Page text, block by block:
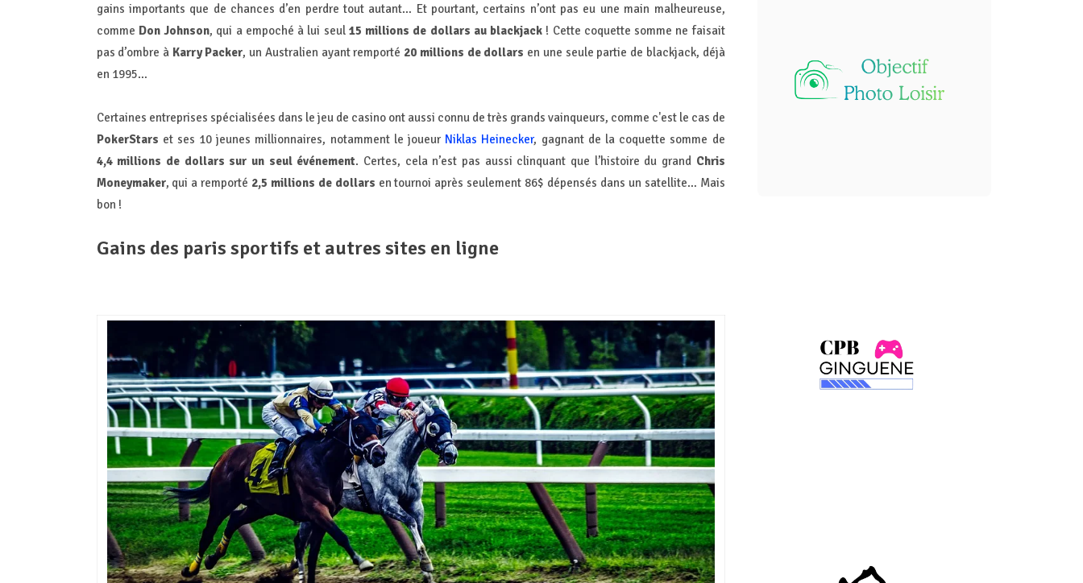
gains importants que de chances d’en perdre tout autant… Et pourtant, certains n’ont pas eu une main malheureuse,
comme Don Johnson, qui a empoché à lui seul 15 millions de dollars au blackjack ! Cette coquette somme ne faisait
pas d’ombre à Karry Packer, un Australien ayant remporté 20 millions de dollars en une seule partie de blackjack, déjà
en 1995…
Certaines entreprises spécialisées dans le jeu de casino ont aussi connu de très grands vainqueurs, comme c'est le cas de
PokerStars et ses 10 jeunes millionnaires, notamment le joueur Niklas Heinecker, gagnant de la coquette somme de
4,4 millions de dollars sur un seul événement. Certes, cela n’est pas aussi clinquant que l’histoire du grand Chris
Moneymaker, qui a remporté 2,5 millions de dollars en tournoi après seulement 86$ dépensés dans un satellite… Mais
bon !
Gains des paris sportifs et autres sites en ligne